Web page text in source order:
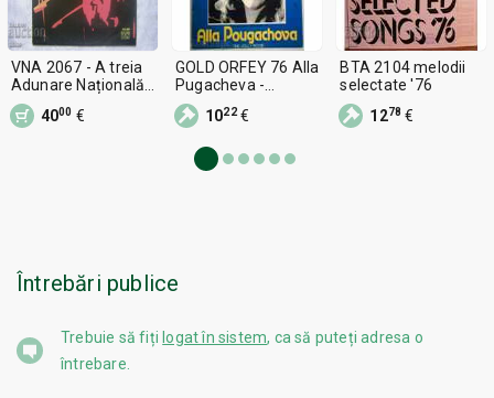
VNA 2067 - A treia
Adunare Națională
Koprivshtitsa 76
4000 €
GOLD ORFEY 76 Alla
Pugacheva -
VESELITE
MOMCHETA- VTA -
1022€
BTA 2104 melodii
selectate '76
1278 €
Întrebări publice
Trebuie să fiți logat în sistem, ca să puteți adresa o
întrebare.